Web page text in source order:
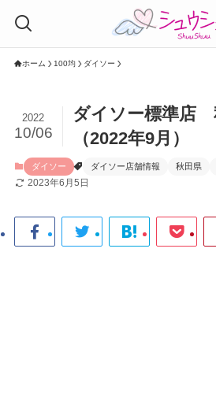
ホーム 100均 ダイソー
ダイソー標準店
（2022年9月）
2022
10/06
ダイソー ダイソー店舗情報 秋田県
2023年6月5日